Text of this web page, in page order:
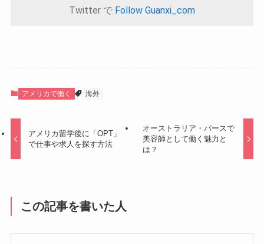
Twitter で Follow Guanxi_com
アメリカで働く 海外
アメリカ留学後に「OPT」
で仕事や求人を探す方法
オーストラリア・パースで
美容師として働く魅力と
は？
この記事を書いた人